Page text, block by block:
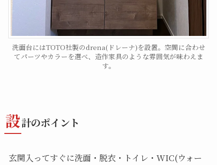
洗面台にはTOTO社製のdrena(ドレーナ)を設置。空間に合わせ
てパーツやカラーを選べ、造作家具のような雰囲気が味わえま
す。
設計のポイント
玄関入ってすぐに洗面・脱衣・トイレ・WIC(ウォー